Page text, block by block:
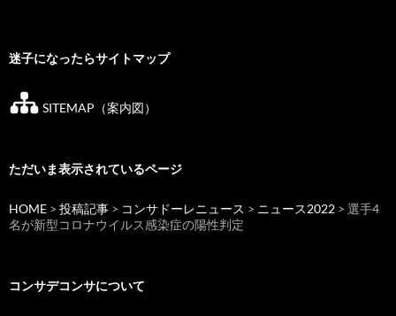
迷子になったらサイトマップ
SITEMAP（案内図）
ただいま表示されているページ
HOME > 投稿記事 > コンサドーレニュース > ニュース2022 > 選手4
名が新型コロナウイルス感染症の陽性判定
コンサデコンサについて